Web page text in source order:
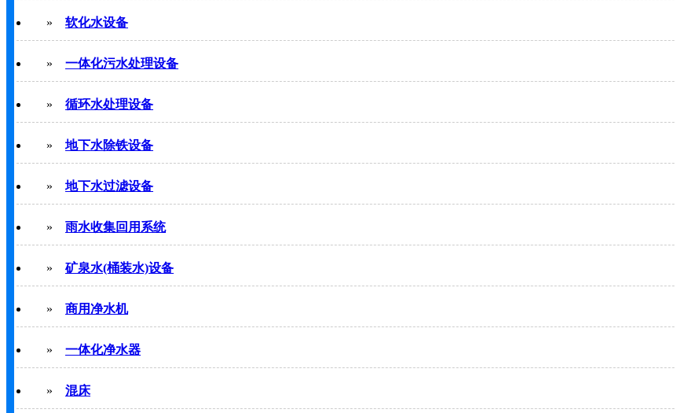
» 软化水设备
» 一体化污水处理设备
» 循环水处理设备
» 地下水除铁设备
» 地下水过滤设备
» 雨水收集回用系统
» 矿泉水(桶装水)设备
» 商用净水机
» 一体化净水器
» 混床